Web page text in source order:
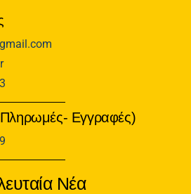
Εγγραφές)
Νέα